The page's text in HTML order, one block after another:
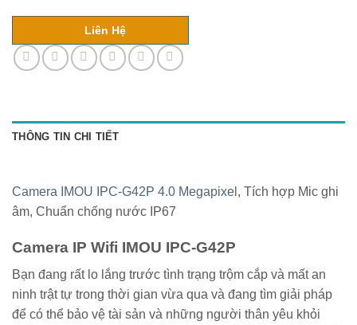
Liên Hệ
THÔNG TIN CHI TIẾT
Camera IMOU IPC-G42P 4.0 Megapixel , Tích hợp Mic ghi
âm, Chuẩn chống nước IP67
Camera IP Wifi IMOU IPC-G42P
Bạn đang rất lo lắng trước tình trạng trộm cắp và mất an
ninh trật tự trong thời gian vừa qua và đang tìm giải pháp
để có thể bảo vệ tài sản và những người thân yêu khỏi